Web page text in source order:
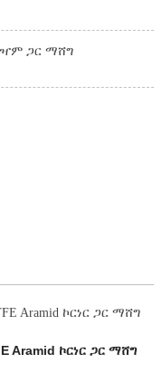
ጋር ማሸግ
Aramid ኮርነር ጋር ማሸግ